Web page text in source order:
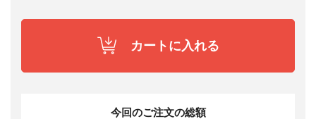
カートに入れる
今回のご注文の総額